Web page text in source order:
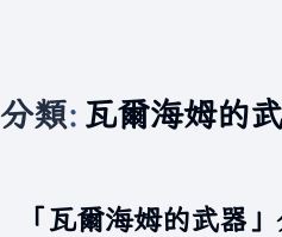
分類: 瓦爾海姆的
「瓦爾海姆的武器